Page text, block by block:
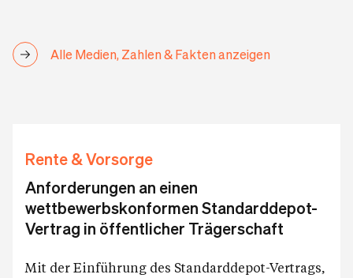
Alle Medien, Zahlen & Fakten anzeigen
Rente & Vorsorge
Anforderungen an einen
wettbewerbskonformen Standarddepot-
Vertrag in öffentlicher Trägerschaft
Mit der Einführung des Standarddepot-Vertrags,